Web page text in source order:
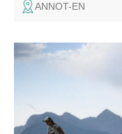
ANNOT-EN
races.